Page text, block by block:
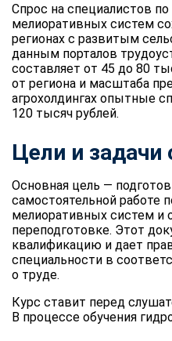
Спрос на специалистов по
мелиоративных систем
регионах с развитым
данным порталов
составляет от 45 до 80
от региона и масштаба
агрохолдингах опытные
120 тысяч рублей.
Цели и задачи
Основная цель —
самостоятельной работе
мелиоративных систем и
переподготовке. Этот
квалификацию и дает
специальности в
о труде.
Курс ставит перед
В процессе обучения